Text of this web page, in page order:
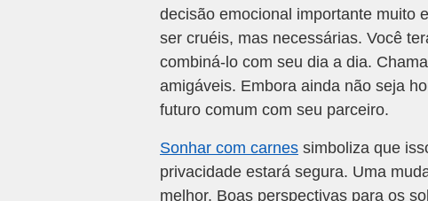
decisão emocional importante muito
ser cruéis, mas necessárias. Você
combiná-lo com seu dia a dia.
amigáveis. Embora ainda não seja
futuro comum com seu parceiro.
Sonhar com carnes simboliza que
privacidade estará segura. Uma
melhor. Boas perspectivas para os